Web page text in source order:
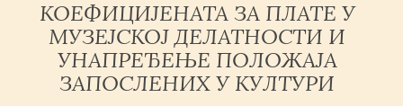
КОЕФИЦИЈЕНАТА ЗА ПЛАТЕ У
МУЗЕЈСКОЈ ДЕЛАТНОСТИ И
УНАПРЕЂЕЊЕ ПОЛОЖАЈА
ЗАПОСЛЕНИХ У КУЛТУРИ